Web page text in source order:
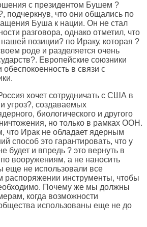
с президентом Бушем ?
подчеркнув, что они общались по
Буша к нации. Он не стал
разговора, однако отметил, что
позиции? по Ираку, которая ?
роде и разделяется очень
Европейские союзники
в связи с
хочет сотрудничать с США в
угроз?, создаваемых
биологического и другого
но только в рамках ООН.
что Ирак не обладает ядерным
способ это гарантировать, что у
будет и впредь ? это вернуть в
вооружениям, а не наносить
не использовали все
инструменты, чтобы
Почему же мы должны
когда возможности
использованы еще не до